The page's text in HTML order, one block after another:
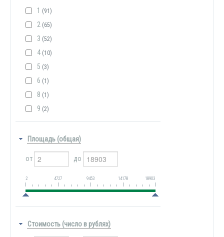
1 (91)
2 (65)
3 (52)
4 (10)
5 (3)
6 (1)
8 (1)
9 (2)
Площадь (общая)
от до
2 4727 9453 14178 18903
Стоимость (число в рублях)